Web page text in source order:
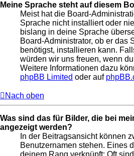
Meine Sprache steht auf diesem
Meist hat die Board-
Sprache nicht installiert oder
bislang in deine Sprache
Board-Administrator, ob er das
benötigst, installieren kann.
würden wir uns freuen, wenn
Weitere Informationen dazu
phpBB Limited oder auf
Nach oben
Was sind das für Bilder, die bei
angezeigt werden?
In der Beitragsansicht können
Benutzernamen stehen. Eines